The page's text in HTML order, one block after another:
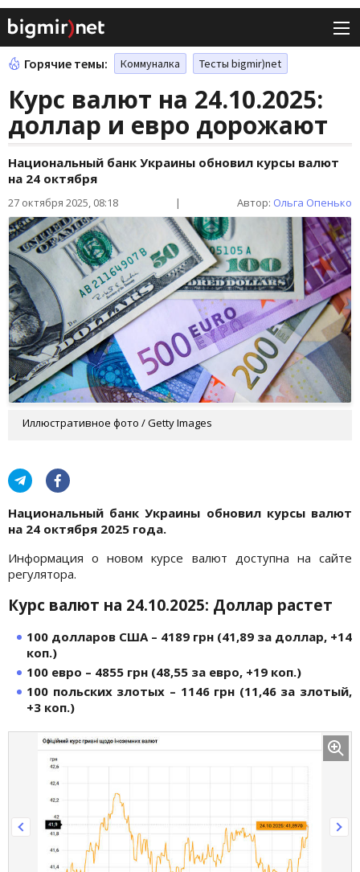
Горячие темы: Коммуналка Тесты bigmir)net
Курс валют на 24.10.2025:
доллар и евро дорожают
Национальный банк Украины обновил курсы валют
на 24 октября
27 октября 2025, 08:18 | Автор: Ольга Опенько
Иллюстративное фото / Getty Images
Национальный банк Украины обновил курсы валют
на 24 октября 2025 года.
Информация о новом курсе валют доступна на сайте
регулятора.
Курс валют на 24.10.2025: Доллар растет
100 долларов США – 4189 грн (41,89 за доллар, +14
коп.)
100 евро – 4855 грн (48,55 за евро, +19 коп.)
100 польских злотых – 1146 грн (11,46 за злотый,
+3 коп.)